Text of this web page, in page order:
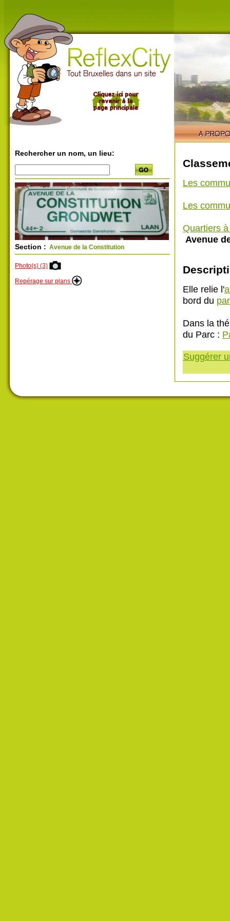
Rechercher un nom, un lieu:
Section : Avenue de la Constitution
Photo(s) (3)
Repérage sur plans
Les
Les
Quartiers
Avenue
Elle relie l'
bord du
Dans la
du Parc :
Suggérer